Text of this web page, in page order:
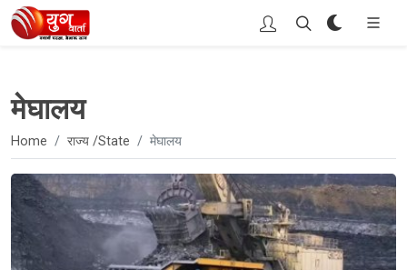
मेघालय
Home राज्य /State मेघालय